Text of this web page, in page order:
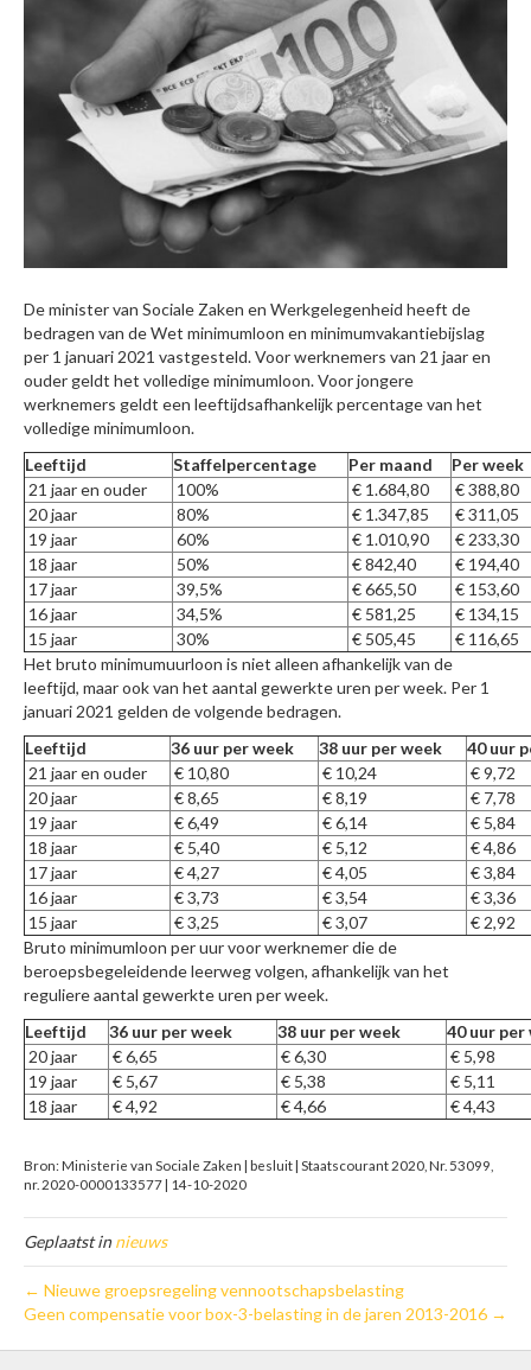
De minister van Sociale Zaken en Werkgelegenheid heeft de
bedragen van de Wet minimumloon en minimumvakantiebijslag
per 1 januari 2021 vastgesteld. Voor werknemers van 21 jaar en
ouder geldt het volledige minimumloon. Voor jongere
werknemers geldt een leeftijdsafhankelijk percentage van het
volledige minimumloon.
Leeftijd
Staffelpercentage Per maand
Per week
21 jaar en ouder
100% € 1.684,80
€ 388,80
20 jaar
80% € 1.347,85
€ 311,05
19 jaar
60% € 1.010,90
€ 233,30
18 jaar
50% € 842,40
€ 194,40
17 jaar
39,5% € 665,50
€ 153,60
16 jaar
34,5% € 581,25
€ 134,15
15 jaar
30% € 505,45
€ 116,65
Het bruto minimumuurloon is niet alleen afhankelijk van de
leeftijd, maar ook van het aantal gewerkte uren per week. Per 1
januari 2021 gelden de volgende bedragen.
Leeftijd
36 uur per week 38 uur per week
40 uur
21 jaar en ouder
€ 10,80 € 10,24
€ 9,72
20 jaar
€ 8,65 € 8,19
€ 7,78
19 jaar
€ 6,49 € 6,14
€ 5,84
18 jaar
€ 5,40 € 5,12
€ 4,86
17 jaar
€ 4,27 € 4,05
€ 3,84
16 jaar
€ 3,73 € 3,54
€ 3,36
15 jaar
€ 3,25 € 3,07
€ 2,92
Bruto minimumloon per uur voor werknemer die de
beroepsbegeleidende leerweg volgen, afhankelijk van het
reguliere aantal gewerkte uren per week.
Leeftijd
36 uur per week 38 uur per week
40 uur per
20 jaar
€ 6,65 € 6,30
€ 5,98
19 jaar
€ 5,67 € 5,38
€ 5,11
18 jaar
€ 4,92 € 4,66 € 4,43
Bron: Ministerie van Sociale Zaken | besluit | Staatscourant 2020, Nr. 53099,
nr. 2020-0000133577 | 14-10-2020
Geplaatst innieuws
← Nieuwe groepsregeling vennootschapsbelasting
Geen compensatie voor box-3-belasting in de jaren 2013-2016 →